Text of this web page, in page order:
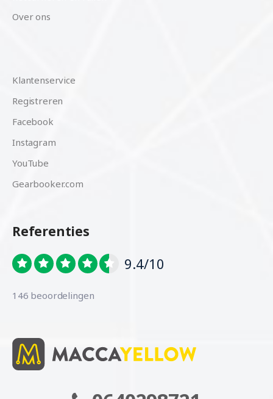
Over ons
Klantenservice
Registreren
Facebook
Instagram
YouTube
Gearbooker.com
Referenties
9.4/10
146 beoordelingen